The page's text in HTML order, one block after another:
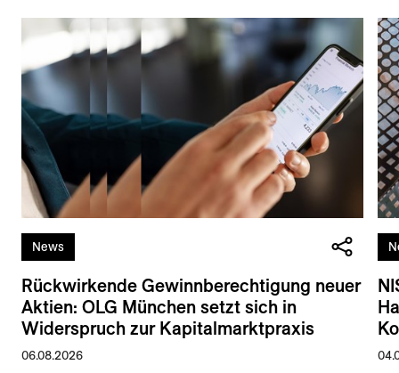
News
Rückwirkende Gewinnberechtigung neuer
Aktien: OLG München setzt sich in
Widerspruch zur Kapitalmarktpraxis
06.08.2026